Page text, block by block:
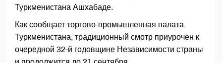
Туркменистана Ашхабаде.
Как сообщает торгово-промышленная палата
Туркменистана, традиционный смотр приурочен к
очередной 32-й годовщине Независимости страны